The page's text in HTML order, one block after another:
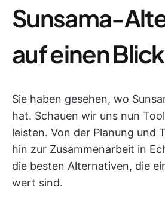
Sunsama-
auf einen Blick
Sie haben gesehen, wo
hat. Schauen wir uns nun
leisten. Von der Planung und
hin zur Zusammenarbeit in
die besten Alternativen, die
wert sind.